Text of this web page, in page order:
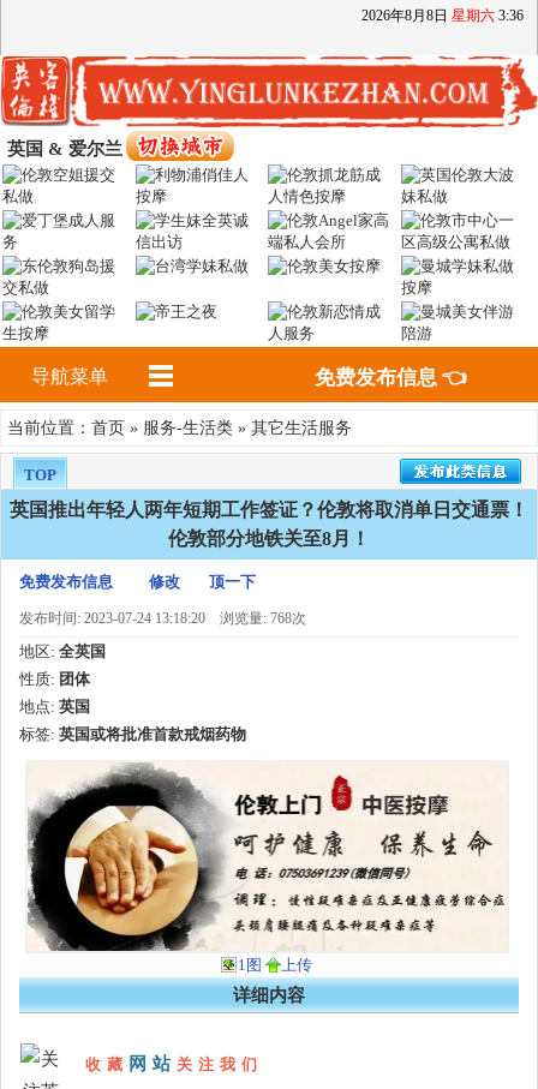
2026年8月 8日 星期六 3:36
英国 & 爱尔兰
导航菜单 免费发布信息 👈
当前位置： 首页 » 服务-生活类 » 其它生活服务
TOP
英国推出年轻人两年短期工作签证？伦敦将取消单日交通票！
伦敦部分地铁关至8月！
免费发布信息 修改 顶一下
发布时间: 2023-07-24 13:18:20 浏览量: 768次
地区: 全英国
性质: 团体
地点: 英国
标签: 英国或将批准首款戒烟药物
1图 上传
详细内容
收藏 网站 关注我们